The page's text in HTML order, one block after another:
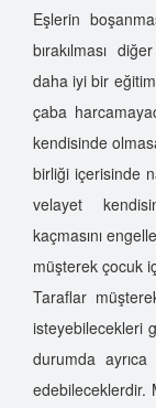
Eşlerin
bırakılması
daha iyi bir
çaba
kendisinde
birliği içerisinde
velayet
kaçmasını
müşterek çocuk
Taraflar
isteyebilecekleri
durumda
edebileceklerdir.